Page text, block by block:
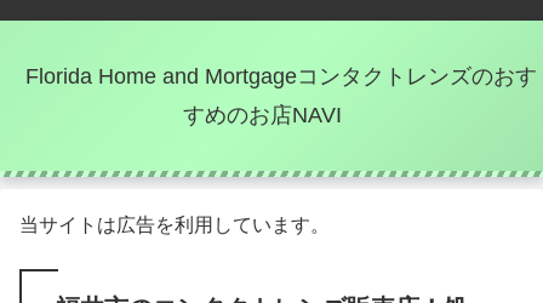
Florida Home and Mortgageコンタクトレンズのおす
すめのお店NAVI
当サイトは広告を利用しています。